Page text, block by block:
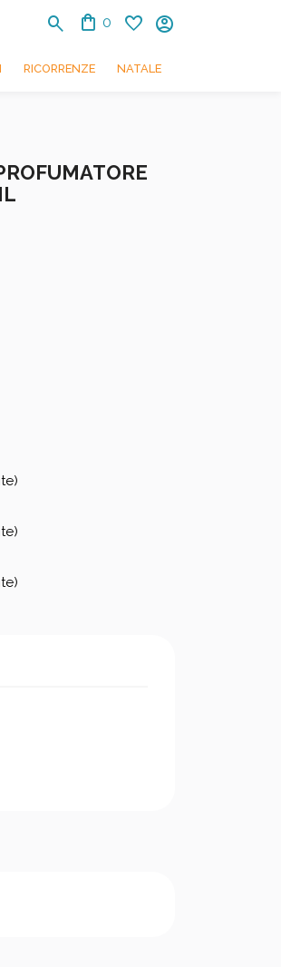
search shopping_bag 0 favorite account_circle
RICORRENZE NATALE